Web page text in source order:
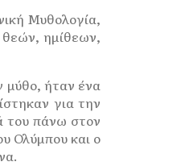
Μυθολογία,
θεών, ημίθεων,
μύθο, ήταν ένα
για την
του πάνω στον
Ολύμπου και ο